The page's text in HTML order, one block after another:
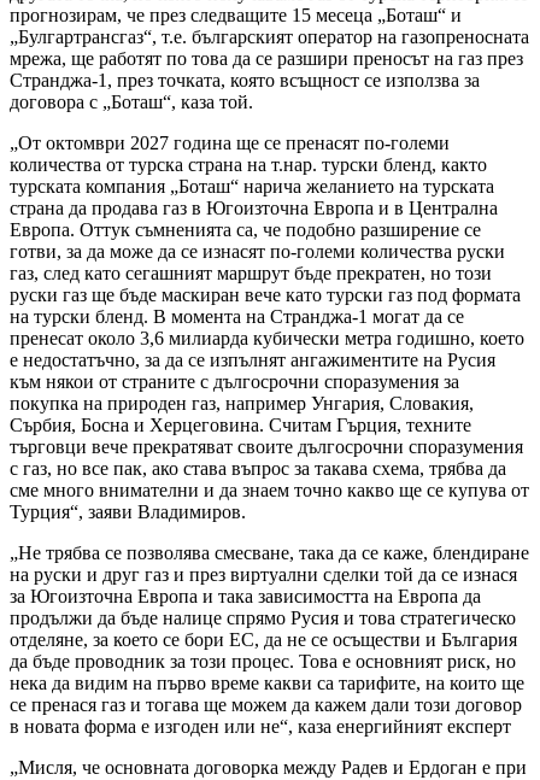
прогнозирам, че през следващите 15 месеца „Боташ“ и
„Булгартрансгаз“, т.е. българският оператор на газопреносната
мрежа, ще работят по това да се разшири преносът на газ през
Странджа-1, през точката, която всъщност се използва за
договора с „Боташ“, каза той.
„От октомври 2027 година ще се пренасят по-големи
количества от турска страна на т.нар. турски бленд, както
турската компания „Боташ“ нарича желанието на турската
страна да продава газ в Югоизточна Европа и в Централна
Европа. Оттук съмненията са, че подобно разширение се
готви, за да може да се изнасят по-големи количества руски
газ, след като сегашният маршрут бъде прекратен, но този
руски газ ще бъде маскиран вече като турски газ под формата
на турски бленд. В момента на Странджа-1 могат да се
пренесат около 3,6 милиарда кубически метра годишно, което
е недостатъчно, за да се изпълнят ангажиментите на Русия
към някои от страните с дългосрочни споразумения за
покупка на природен газ, например Унгария, Словакия,
Сърбия, Босна и Херцеговина. Считам Гърция, техните
търговци вече прекратяват своите дългосрочни споразумения
с газ, но все пак, ако става въпрос за такава схема, трябва да
сме много внимателни и да знаем точно какво ще се купува от
Турция“, заяви Владимиров.
„Не трябва се позволява смесване, така да се каже, блендиране
на руски и друг газ и през виртуални сделки той да се изнася
за Югоизточна Европа и така зависимостта на Европа да
продължи да бъде налице спрямо Русия и това стратегическо
отделяне, за което се бори ЕС, да не се осъществи и България
да бъде проводник за този процес. Това е основният риск, но
нека да видим на първо време какви са тарифите, на които ще
се пренася газ и тогава ще можем да кажем дали този договор
в новата форма е изгоден или не“, каза енергийният експерт
„Мисля, че основната договорка между Радев и Ердоган е при